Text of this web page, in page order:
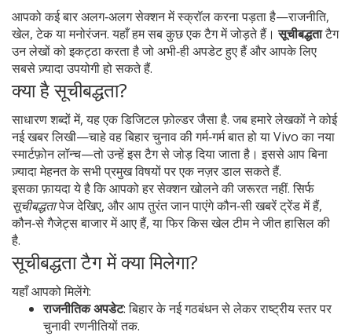
आपको कई बार अलग‑अलग सेक्शन में स्क्रॉल करना पड़ता है—राजनीति,
खेल, टेक या मनोरंजन. यहाँ हम सब कुछ एक टैग में जोड़ते हैं।सूचीबद्धताटैग
उन लेखों को इकट्ठा करता है जो अभी‑ही अपडेट हुए हैं और आपके लिए
सबसे ज़्यादा उपयोगी हो सकते हैं.
क्या है सूचीबद्धता?
साधारण शब्दों में, यह एक डिजिटल फ़ोल्डर जैसा है. जब हमारे लेखकों ने कोई
नई खबर लिखी—चाहे वह बिहार चुनाव की गर्म‑गर्म बात हो या Vivo का नया
स्मार्टफ़ोन लॉन्च—तो उन्हें इस टैग से जोड़ दिया जाता है। इससे आप बिना
ज़्यादा मेहनत के सभी प्रमुख विषयों पर एक नज़र डाल सकते हैं.
इसका फ़ायदा ये है कि आपको हर सेक्शन खोलने की जरूरत नहीं. सिर्फ
सूचीबद्धतापेज देखिए, और आप तुरंत जान पाएंगे कौन‑सी खबरें ट्रेंड में हैं,
कौन‑से गैजेट्स बाजार में आए हैं, या फिर किस खेल टीम ने जीत हासिल की
है.
सूचीबद्धता टैग में क्या मिलेगा?
यहाँ आपको मिलेंगे:
राजनीतिक अपडेट: बिहार के नई गठबंधन से लेकर राष्ट्रीय स्तर पर
चुनावी रणनीतियों तक.